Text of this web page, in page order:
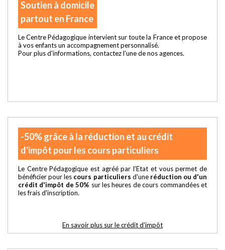
Soutien à domicile
partout en France
Le Centre Pédagogique intervient sur toute la France et propose
à vos enfants un accompagnement personnalisé.
Pour plus d'informations, contactez l'une de nos agences.
-50% grâce à la réduction et au crédit
d'impôt pour les cours particuliers
Le Centre Pédagogique est agréé par l'Etat et vous permet de
bénéficier pour les cours particuliers d'une réduction ou d'un
crédit d'impôt de 50% sur les heures de cours commandées et
les frais d'inscription.
En savoir plus sur le crédit d'impôt